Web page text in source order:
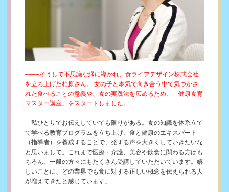
––––そうして不思議な縁に導かれ、食ライフデザイン株式会社
を立ち上げた柏原さん。 女の子と本気で向き合う中で気づかさ
れた食べることの意義や、食の実践法を広めるため、「健康食育
マスター講座」をスタートしました。
「私ひとりでお伝えしていても限りがある。食の知識を体系立て
て学べる教育プログラムを立ち上げ、食と健康のエキスパート
（指導者）を養成することで、発する声を大きくしていきたいな
と思いまして。これまで医療・介護、美容や飲食に関わる方はも
ちろん、一般の方々にもたくさん受講していただいています。嬉
しいことに、どの業界でも食に対する正しい概念を伝えられる人
が増えてきたと感じています」